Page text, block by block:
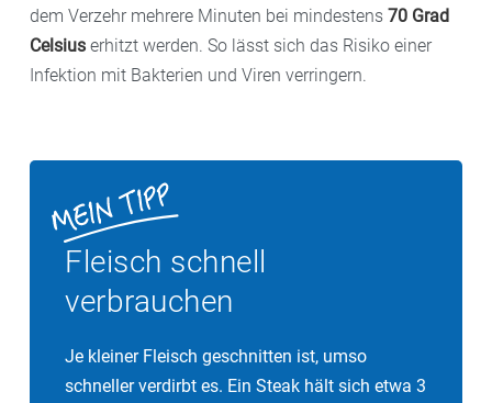
dem Verzehr mehrere Minuten bei mindestens 70 Grad
Celsius erhitzt werden. So lässt sich das Risiko einer
Infektion mit Bakterien und Viren verringern.
Fleisch schnell
verbrauchen
Je kleiner Fleisch geschnitten ist, umso
schneller verdirbt es. Ein Steak hält sich etwa 3